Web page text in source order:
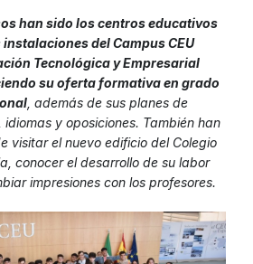
han sido los centros educativos
del Campus CEU
Tecnológica y Empresarial
su oferta formativa en grado
, además de sus planes de
y oposiciones. También han
visitar el nuevo edificio del Colegio
conocer el desarrollo de su labor
impresiones con los profesores.